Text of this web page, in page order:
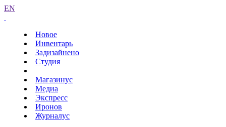
EN
Новое
Инвентарь
Задизайнено
Студия
Магазинус
Медиа
Экспресс
Иронов
Журналус